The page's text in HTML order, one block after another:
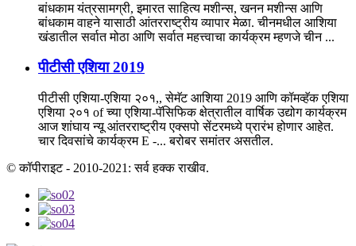
बांधकाम यंत्रसामग्री, इमारत साहित्य मशीन्स, खनन मशीन्स आणि
बांधकाम वाहने यासाठी आंतरराष्ट्रीय व्यापार मेळा. चीनमधील आशिया
खंडातील सर्वात मोठा आणि सर्वात महत्त्वाचा कार्यक्रम म्हणजे चीन ...
पीटीसी एशिया 2019
पीटीसी एशिया-एशिया २०१,, सेमॅट आशिया 2019 आणि कॉमव्हॅक एशिया
एशिया २०१ of च्या एशिया-पॅसिफिक क्षेत्रातील वार्षिक उद्योग कार्यक्रम
आज शांघाय न्यू आंतरराष्ट्रीय एक्सपो सेंटरमध्ये प्रारंभ होणार आहेत.
चार दिवसांचे कार्यक्रम E -... बरोबर समांतर असतील.
© कॉपीराइट - 2010-2021: सर्व हक्क राखीव.